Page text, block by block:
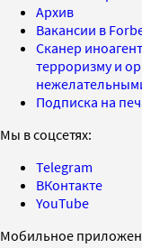
Архив
Вакансии в
Сканер
терроризму и
Подписка на
Мы в соцсетях:
Telegram
ВКонтакте
YouTube
Мобильное